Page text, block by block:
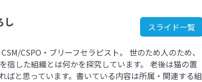
し スライド一覧
CSPO・ブリーフセラピスト。 世のため人のため、
宿した組織とは何かを探究しています。 老後は猫の置
ばと思っています。書いている内容は所属・関連する組